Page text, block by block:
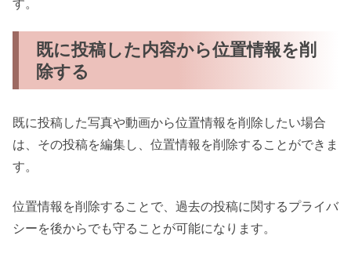
既に投稿した内容から位置情報を削
除する
既に投稿した写真や動画から位置情報を削除したい場合
は、その投稿を編集し、位置情報を削除することができま
す。
位置情報を削除することで、過去の投稿に関するプライバ
シーを後からでも守ることが可能になります。